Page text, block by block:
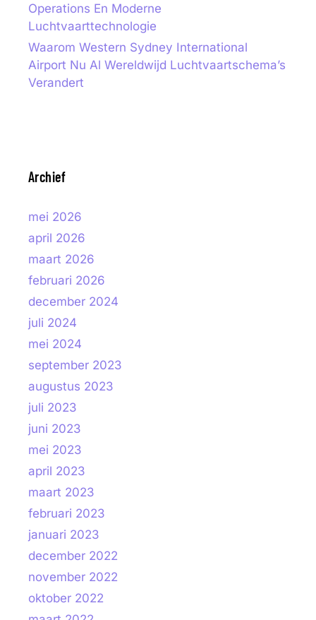
Operations En Moderne
Luchtvaarttechnologie
Waarom Western Sydney International
Airport Nu Al Wereldwijd Luchtvaartschema’s
Verandert
Archief
mei 2026
april 2026
maart 2026
februari 2026
december 2024
juli 2024
mei 2024
september 2023
augustus 2023
juli 2023
juni 2023
mei 2023
april 2023
maart 2023
februari 2023
januari 2023
december 2022
november 2022
oktober 2022